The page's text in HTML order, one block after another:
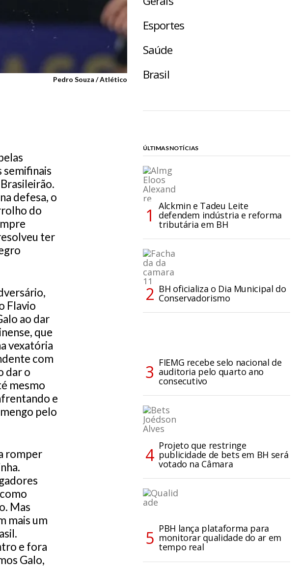
Pedro Souza / Atlético
semifinais
defesa, o
do
ter
Flavio
ao dar
que
vexatória
com
dar o
mesmo
e
pelo
romper
Mas
mais um
e fora
Galo,
Esportes
Saúde
Brasil
ÚLTIMAS NOTÍCIAS
Alckmin e Tadeu Leite
defendem indústria e reforma
tributária em BH
BH oficializa o Dia Municipal do
Conservadorismo
FIEMG recebe selo nacional de
auditoria pelo quarto ano
consecutivo
Projeto que restringe
publicidade de bets em BH será
votado na Câmara
PBH lança plataforma para
monitorar qualidade do ar em
tempo real